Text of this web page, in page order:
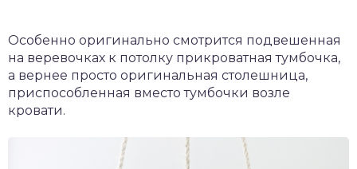
Особенно оригинально смотрится подвешенная
на веревочках к потолку прикроватная тумбочка,
а вернее просто оригинальная столешница,
приспособленная вместо тумбочки возле
кровати.